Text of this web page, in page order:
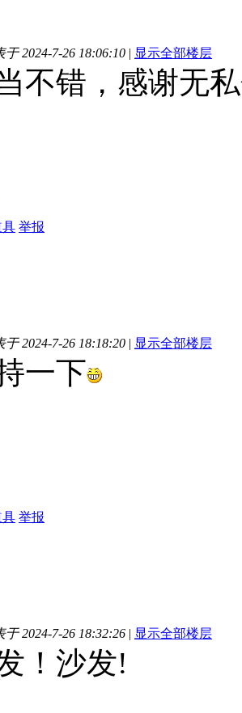
于 2024-7-26 18:06:10 | 显示全部楼层
不错，感谢无
具 举报
于 2024-7-26 18:18:20 | 显示全部楼层
一下
具 举报
于 2024-7-26 18:32:26 | 显示全部楼层
！沙发!